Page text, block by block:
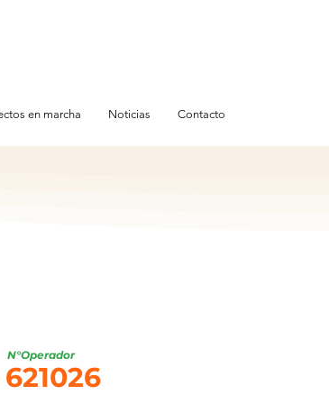
en marcha Noticias Contacto
N°Operador
621026